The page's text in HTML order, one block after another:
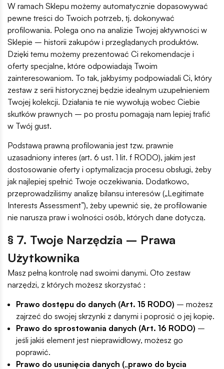
W ramach Sklepu możemy automatycznie dopasowywać
pewne treści do Twoich potrzeb, tj. dokonywać
profilowania. Polega ono na analizie Twojej aktywności w
Sklepie – historii zakupów i przeglądanych produktów.
Dzięki temu możemy prezentować Ci rekomendacje i
oferty specjalne, które odpowiadają Twoim
zainteresowaniom. To tak, jakbyśmy podpowiadali Ci, który
zestaw z serii historycznej będzie idealnym uzupełnieniem
Twojej kolekcji. Działania te nie wywołują wobec Ciebie
skutków prawnych – po prostu pomagają nam lepiej trafić
w Twój gust.
Podstawą prawną profilowania jest tzw. prawnie
uzasadniony interes (art. 6 ust. 1 lit. f RODO), jakim jest
dostosowanie oferty i optymalizacja procesu obsługi, żeby
jak najlepiej spełnić Twoje oczekiwania. Dodatkowo,
przeprowadziliśmy analizę bilansu interesów („Legitimate
Interests Assessment”), żeby upewnić się, że profilowanie
nie narusza praw i wolności osób, których dane dotyczą.
§ 7. Twoje Narzędzia – Prawa
Użytkownika
Masz pełną kontrolę nad swoimi danymi. Oto zestaw
narzędzi, z których możesz skorzystać :
Prawo dostępu do danych (Art. 15 RODO) – możesz
zajrzeć do swojej skrzynki z danymi i poprosić o jej kopię.
Prawo do sprostowania danych (Art. 16 RODO) –
jeśli jakiś element jest nieprawidłowy, możesz go
poprawić.
Prawo do usunięcia danych („prawo do bycia